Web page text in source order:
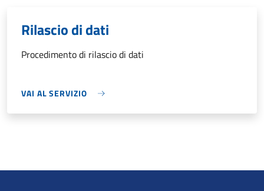
Rilascio di dati
Procedimento di rilascio di dati
VAI AL SERVIZIO